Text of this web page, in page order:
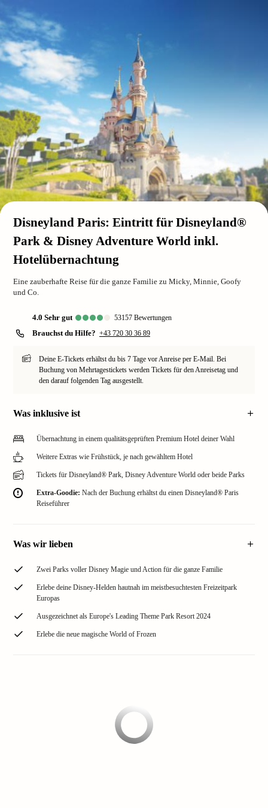
Disneyland Paris: Eintritt für Disneyland®
Park & Disney Adventure World inkl.
Hotelübernachtung
Eine zauberhafte Reise für die ganze Familie zu Micky, Minnie, Goofy
und Co.
4.0 sehr gut 53157 Bewertungen
Brauchst du Hilfe? +43 720 30 36 89
Deine E-Tickets erhältst du bis 7 Tage vor Anreise per E-Mail. Bei
Buchung von Mehrtagestickets werden Tickets für den Anreisetag und
den darauf folgenden Tag ausgestellt.
Was inklusive ist
Übernachtung in einem qualitätsgeprüften Premium Hotel deiner Wahl
Weitere Extras wie Frühstück, je nach gewähltem Hotel
Tickets für Disneyland® Park, Disney Adventure World oder beide Parks
Extra-Goodie: Nach der Buchung erhältst du einen Disneyland® Paris
Reiseführer
Was wir lieben
Zwei Parks voller Disney Magie und Action für die ganze Familie
Erlebe deine Disney-Helden hautnah im meistbesuchtesten Freizeitpark
Europas
Ausgezeichnet als Europe's Leading Theme Park Resort 2024
Erlebe die neue magische World of Frozen